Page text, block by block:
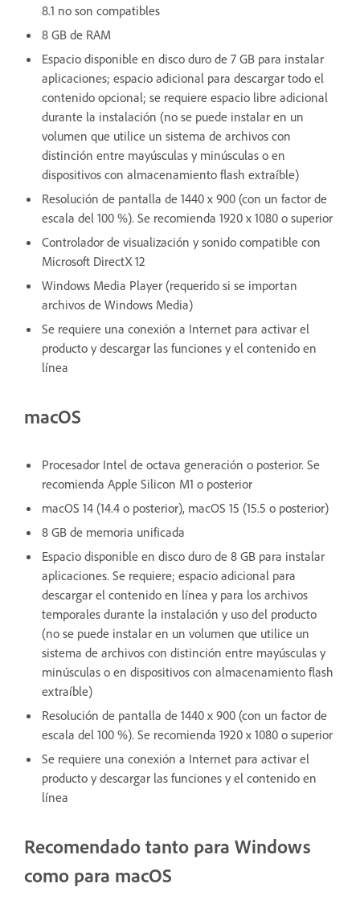
8.1 no son compatibles
8 GB de RAM
Espacio disponible en disco duro de 7 GB para instalar
aplicaciones; espacio adicional para descargar todo el
contenido opcional; se requiere espacio libre adicional
durante la instalación (no se puede instalar en un
volumen que utilice un sistema de archivos con
distinción entre mayúsculas y minúsculas o en
dispositivos con almacenamiento flash extraíble)
Resolución de pantalla de 1440 x 900 (con un factor de
escala del 100 %). Se recomienda 1920 x 1080 o superior
Controlador de visualización y sonido compatible con
Microsoft DirectX 12
Windows Media Player (requerido si se importan
archivos de Windows Media)
Se requiere una conexión a Internet para activar el
producto y descargar las funciones y el contenido en
línea
macOS
Procesador Intel de octava generación o posterior. Se
recomienda Apple Silicon M1 o posterior
macOS 14 (14.4 o posterior), macOS 15 (15.5 o posterior)
8 GB de memoria unificada
Espacio disponible en disco duro de 8 GB para instalar
aplicaciones. Se requiere; espacio adicional para
descargar el contenido en línea y para los archivos
temporales durante la instalación y uso del producto
(no se puede instalar en un volumen que utilice un
sistema de archivos con distinción entre mayúsculas y
minúsculas o en dispositivos con almacenamiento flash
extraíble)
Resolución de pantalla de 1440 x 900 (con un factor de
escala del 100 %). Se recomienda 1920 x 1080 o superior
Se requiere una conexión a Internet para activar el
producto y descargar las funciones y el contenido en
línea
Recomendado tanto para Windows
como para macOS